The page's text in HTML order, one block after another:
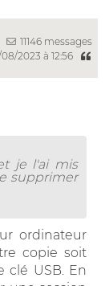
11146 messages
08/2023 à 12:56
je l'ai mis
supprimer
ordinateur
copie soit
clé USB. En